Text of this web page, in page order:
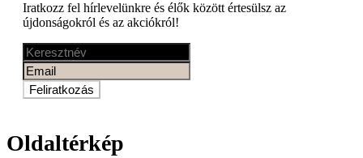
Iratkozz fel hírlevelünkre és élők között értesülsz az
újdonságokról és az akciókról!
Feliratkozás
Oldaltérkép